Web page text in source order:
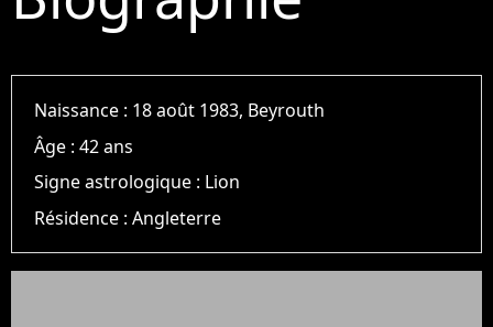
Naissance : 18 août 1983, Beyrouth
Âge :42 ans
Signe astrologique : Lion
Résidence :Angleterre